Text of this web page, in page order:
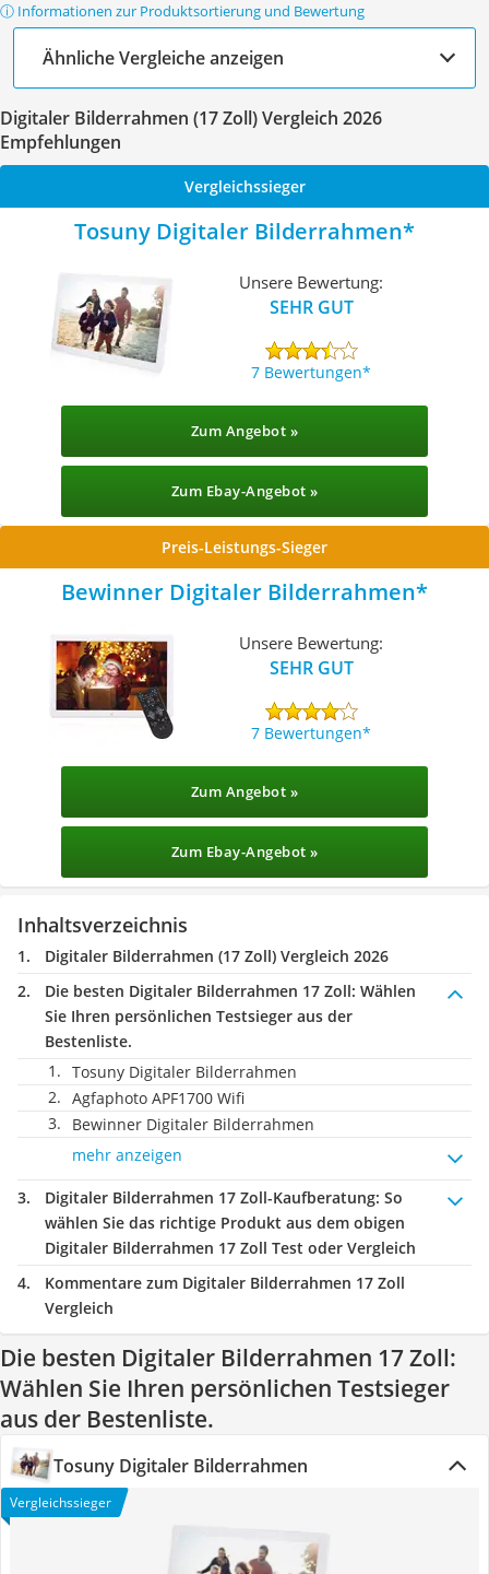
ⓘ Informationen zur Produktsortierung und Bewertung
Ähnliche Vergleiche anzeigen
Digitaler Bilderrahmen (17 Zoll) Vergleich 2026
Empfehlungen
Vergleichssieger
Tosuny Digitaler Bilderrahmen
Unsere Bewertung:
SEHR GUT
7 Bewertungen
Zum Angebot »
Zum Ebay-Angebot »
Preis-Leistungs-Sieger
Bewinner Digitaler Bilderrahmen
Unsere Bewertung:
SEHR GUT
7 Bewertungen
Zum Angebot »
Zum Ebay-Angebot »
Inhaltsverzeichnis
Digitaler Bilderrahmen (17 Zoll) Vergleich 2026
Die besten Digitaler Bilderrahmen 17 Zoll: Wählen
Sie Ihren persönlichen Testsieger aus der
Bestenliste.
Tosuny Digitaler Bilderrahmen
Agfaphoto APF1700 Wifi
Bewinner Digitaler Bilderrahmen
mehr anzeigen
Digitaler Bilderrahmen 17 Zoll-Kaufberatung: So
wählen Sie das richtige Produkt aus dem obigen
Digitaler Bilderrahmen 17 Zoll Test oder Vergleich
Kommentare zum Digitaler Bilderrahmen 17 Zoll
Vergleich
Die besten Digitaler Bilderrahmen 17 Zoll:
Wählen Sie Ihren persönlichen Testsieger
aus der Bestenliste.
Tosuny Digitaler Bilderrahmen
Vergleichssieger